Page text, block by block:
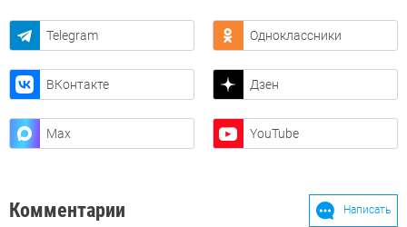
Telegram Одноклассники
ВКонтакте Дзен
Max YouTube
Комментарии Написать